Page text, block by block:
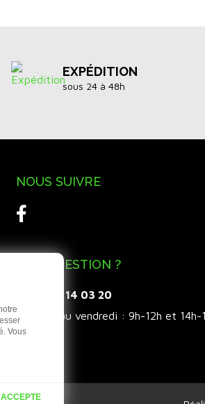
EXPÉDITION
sous 24 à 48h
NOUS SUIVRE
UNE QUESTION ?
03 21 14 03 20
Du lundi au vendredi : 9h-12h et 14h-
Vous